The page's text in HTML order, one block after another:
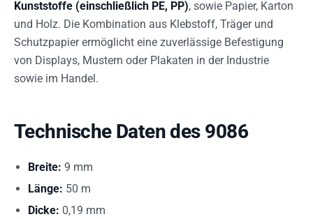
Kunststoffe (einschließlich PE, PP), sowie Papier, Karton
und Holz. Die Kombination aus Klebstoff, Träger und
Schutzpapier ermöglicht eine zuverlässige Befestigung
von Displays, Mustern oder Plakaten in der Industrie
sowie im Handel.
Technische Daten des 9086
Breite: 9 mm
Länge: 50 m
Dicke: 0,19 mm